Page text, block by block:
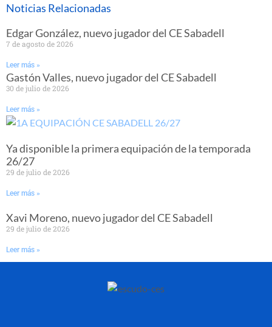
Noticias Relacionadas
Edgar González, nuevo jugador del CE Sabadell
7 de agosto de 2026
Leer más »
Gastón Valles, nuevo jugador del CE Sabadell
30 de julio de 2026
Leer más »
Ya disponible la primera equipación de la temporada
26/27
29 de julio de 2026
Leer más »
Xavi Moreno, nuevo jugador del CE Sabadell
29 de julio de 2026
Leer más »